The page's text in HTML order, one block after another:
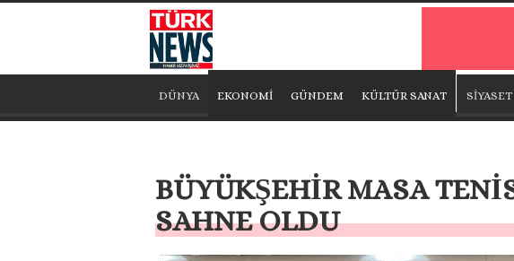
DÜNYA EKONOMİ GÜNDEM KÜLTÜR SANAT SİYASET
BÜYÜKŞEHİR MASA
SAHNE OLDU